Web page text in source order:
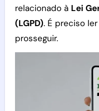
relacionado à Lei
(LGPD). É preciso
prosseguir.